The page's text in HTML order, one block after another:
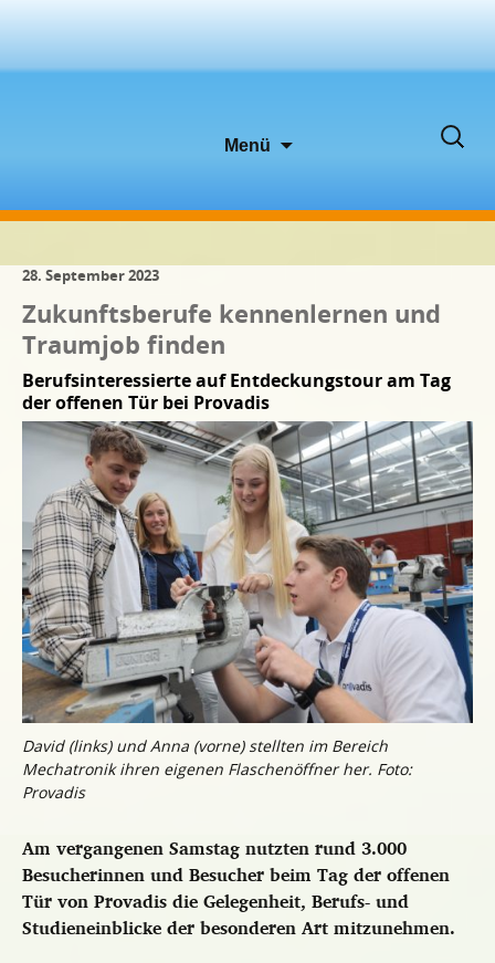
Menü
Suchen
28. September 2023
Zukunftsberufe kennenlernen und
Traumjob finden
Berufsinteressierte auf Entdeckungstour am Tag
der offenen Tür bei Provadis
David (links) und Anna (vorne) stellten im Bereich
Mechatronik ihren eigenen Flaschenöffner her. Foto:
Provadis
Am vergangenen Samstag nutzten rund 3.000
Besucherinnen und Besucher beim Tag der offenen
Tür von Provadis die Gelegenheit, Berufs- und
Studieneinblicke der besonderen Art mitzunehmen.